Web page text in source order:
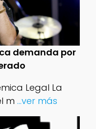
demanda por
Legal La
m ...ver más